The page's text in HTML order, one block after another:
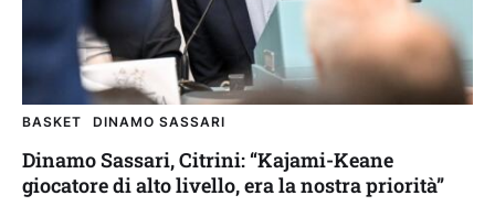
BASKET DINAMO SASSARI
Dinamo Sassari, Citrini: “Kajami-Keane
giocatore di alto livello, era la nostra priorità”